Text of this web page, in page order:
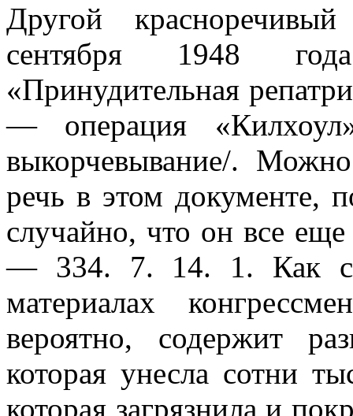
Другой
сентября 1948
«Принудительная
— операция
выкорчевывание/.
речь в этом документе,
случайно, что он все
— 334. 7. 14. 1. Как
материалах
вероятно, содержит
которая унесла сотни
которая загрязнила и